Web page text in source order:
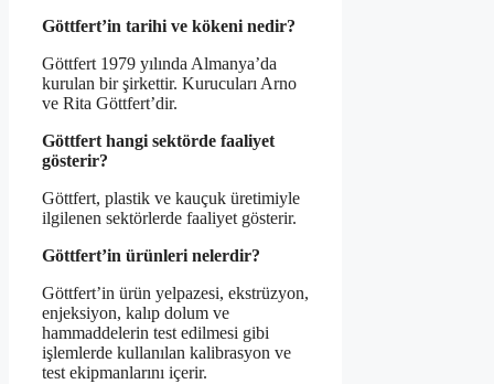
Göttfert’in tarihi ve kökeni nedir?
Göttfert 1979 yılında Almanya’da
kurulan bir şirkettir. Kurucuları Arno
ve Rita Göttfert’dir.
Göttfert hangi sektörde faaliyet
gösterir?
Göttfert, plastik ve kauçuk üretimiyle
ilgilenen sektörlerde faaliyet gösterir.
Göttfert’in ürünleri nelerdir?
Göttfert’in ürün yelpazesi, ekstrüzyon,
enjeksiyon, kalıp dolum ve
hammaddelerin test edilmesi gibi
işlemlerde kullanılan kalibrasyon ve
test ekipmanlarını içerir.